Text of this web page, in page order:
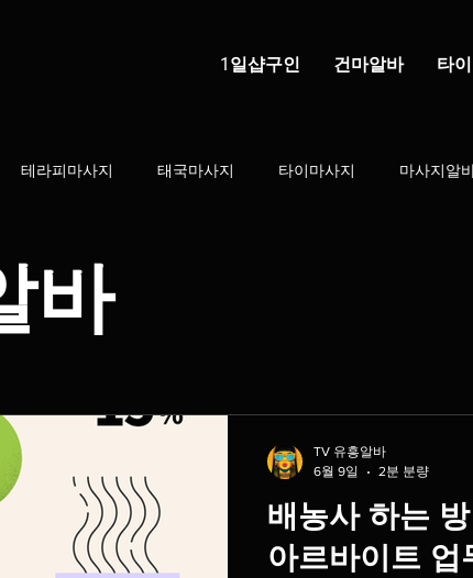
1일샵구인 건마알바 타
테라피마사지 태국마사지 타이마사지 마사지알
알바 스웨디시 알바
바
배농사 하는
아르바이트 업
TV 유흥알바
6월 9일
2분 분량